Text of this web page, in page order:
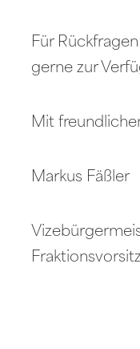
Für
gerne zur
Mit
Markus Fäßler